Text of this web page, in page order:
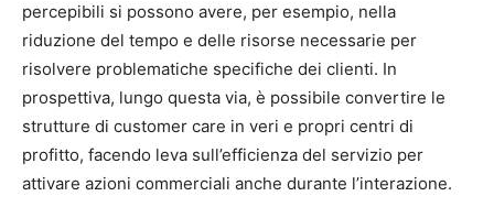
percepibili si possono avere, per esempio, nella
riduzione del tempo e delle risorse necessarie per
risolvere problematiche specifiche dei clienti. In
prospettiva, lungo questa via, è possibile convertire le
strutture di customer care in veri e propri centri di
profitto, facendo leva sull’efficienza del servizio per
attivare azioni commerciali anche durante l’interazione.